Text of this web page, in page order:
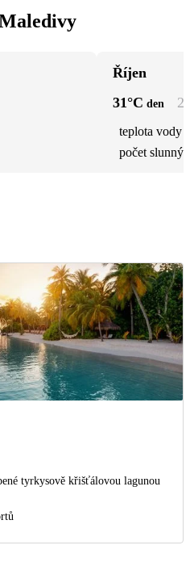
Říjen
31°C den
teplota vody
počet
tyrkysově křišťálovou lagunou